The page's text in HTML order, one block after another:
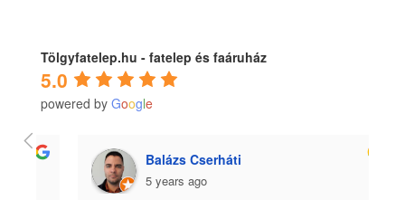
Tölgyfatelep.hu - fatelep és faáruház
5.0
powered by Google
Balázs Cserháti
5 years ago